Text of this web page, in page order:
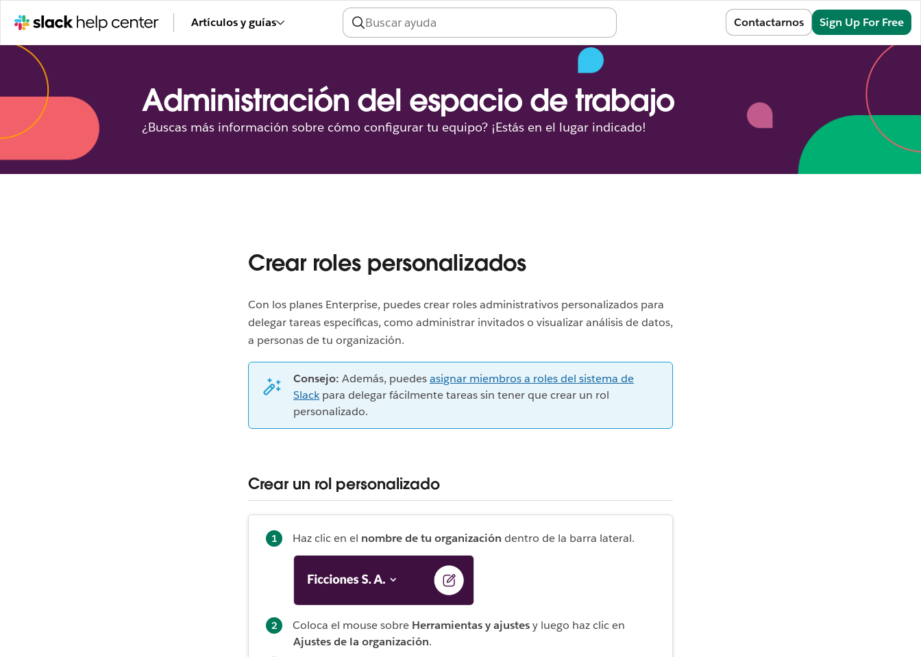
Artículos y guías Contactarnos Sign Up For Free
Administración del espacio de trabajo
¿Buscas más información sobre cómo configurar tu equipo? ¡Estás en el lugar indicado!
Crear roles personalizados
Con los planes Enterprise, puedes crear roles administrativos personalizados para
delegar tareas específicas, como administrar invitados o visualizar análisis de datos,
a personas de tu organización.
Consejo: Además, puedesasignar miembros a roles del sistema de
Slackpara delegar fácilmente tareas sin tener que crear un rol
personalizado.
Crear un rol personalizado
Haz clic en el nombre de tu organización dentro de la barra lateral.
Coloca el mouse sobre Herramientas y ajustesy luego haz clic en
Ajustes de la organización.